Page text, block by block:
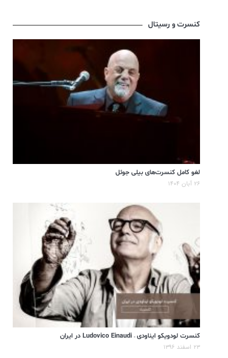
کنسرت و رسیتال
لغو کامل کنسرت‌های بیلی جوئل
۲۶ آبان ۱۴۰۴
کنسرت لودویکو ایناودی – Ludovico Einaudi در ایران
۲۳ اسفند ۱۳۹۶